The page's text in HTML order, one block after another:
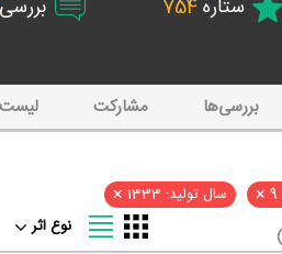
ستاره 754 بررسی
بررسی‌ها مشارکت
× سال تولید: 1333 ×
نوع اثر